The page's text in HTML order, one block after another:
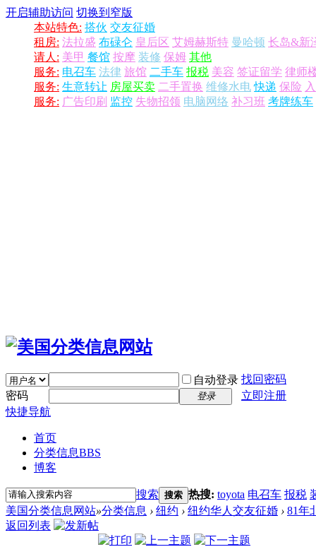
开启辅助访问 切换到窄版
本站特色: 搭伙 交友征婚
租房: 法拉盛 布碌仑 皇后区 艾姆赫斯特 曼哈顿 长岛&新
请人: 美甲 餐馆 按摩 装修 保姆 其他
服务: 电召车 法律 旅馆 二手车 报税 美容 签证留学 律师
服务: 生意转让 房屋买卖 二手置换 维修水电 快递 保险
服务: 广告印刷 监控 失物招领 电脑网络 补习班 考牌练车
自动登录 找回密码
密码
登录
立即注册
快捷导航
首页
分类信息BBS
博客
搜索 搜索 热搜: toyota 电召车 报税
美国分类信息网站»分类信息 › 纽约 › 纽约华人交友征婚 › 81年
返回列表